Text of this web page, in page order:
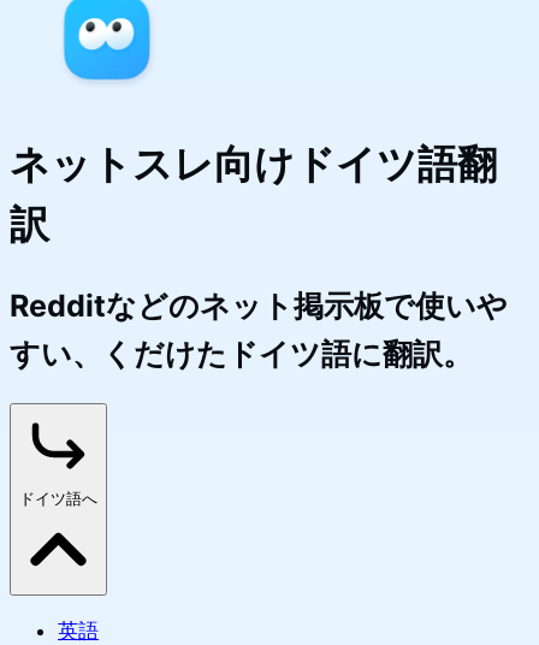
ネットスレ向けドイツ語翻
訳
Redditなどのネット掲示板で使いや
すい、くだけたドイツ語に翻訳。
ドイツ語へ
英語